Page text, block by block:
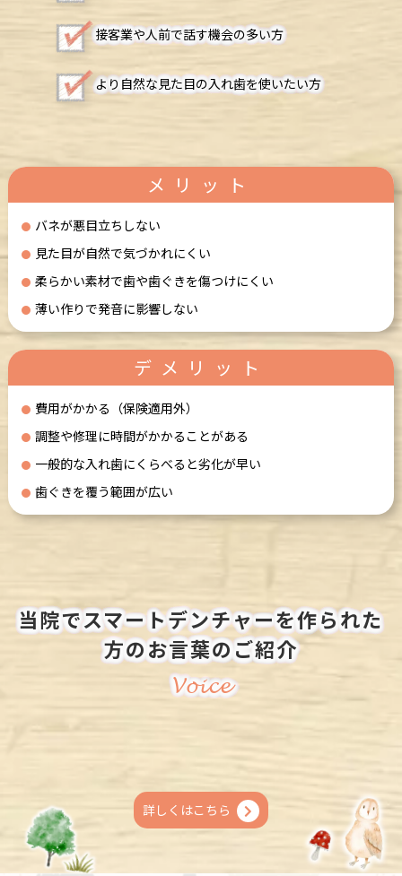
接客業や人前で話す機会の多い方
より自然な見た目の入れ歯を使いたい方
メリット
バネが悪目立ちしない
見た目が自然で気づかれにくい
柔らかい素材で歯や歯ぐきを傷つけにくい
薄い作りで発音に影響しない
デメリット
費用がかかる（保険適用外）
調整や修理に時間がかかることがある
一般的な入れ歯にくらべると劣化が早い
歯ぐきを覆う範囲が広い
当院でスマートデンチャーを作られた
方のお言葉のご紹介
Voice
詳しくはこちら